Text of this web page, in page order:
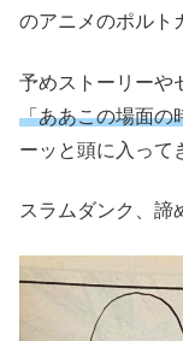
のアニメのポルト
予めストーリーや
「ああこの場面の
ーッと頭に入って
スラムダンク、諦